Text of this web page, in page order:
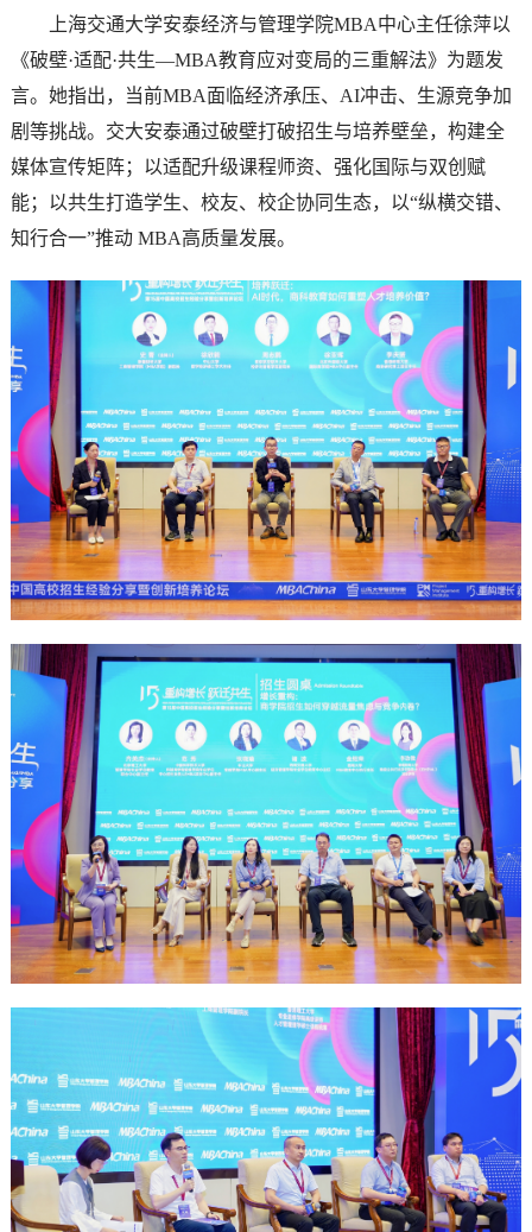
上海交通大学安泰经济与管理学院MBA中心主任徐萍以
《破壁·适配·共生—MBA教育应对变局的三重解法》为题发
言。她指出，当前MBA面临经济承压、AI冲击、生源竞争加
剧等挑战。交大安泰通过破壁打破招生与培养壁垒，构建全
媒体宣传矩阵；以适配升级课程师资、强化国际与双创赋
能；以共生打造学生、校友、校企协同生态，以“纵横交错、
知行合一”推动 MBA高质量发展。